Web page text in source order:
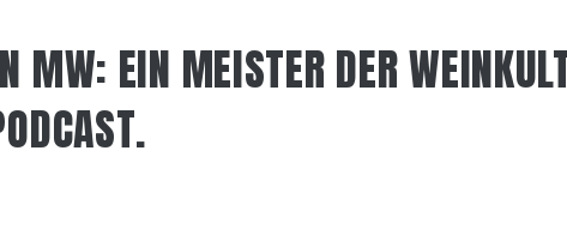
MW: EIN MEISTER DER